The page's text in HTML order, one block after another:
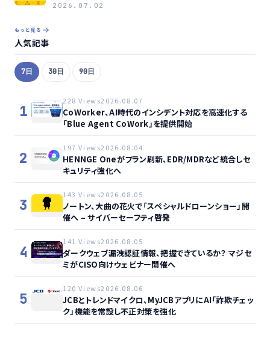
2026.07.02
もっと見る
人気記事
7日 30日 90日
1
228 Views2026.08.07
CoWorker、AI時代のインシデント対応を高速化する
「Blue Agent CoWork」を提供開始
2
197 Views2026.08.04
HENNGE Oneがプラン刷新、EDR/MDRなど統合しセ
キュリティ強化へ
3
143 Views2026.08.05
ノートン、大曲の花火で「スペシャルドローンショー」開
催へ – サイバーセーフティ啓発
4
141 Views2026.08.05
ダークウェブ漏洩認証情報、把握できているか？ マジセ
ミがCISO向けウェビナー開催へ
5
120 Views2026.08.06
JCBとトレンドマイクロ、MyJCBアプリにAI「詐欺チェッ
ク」機能を常設し不正対策を強化